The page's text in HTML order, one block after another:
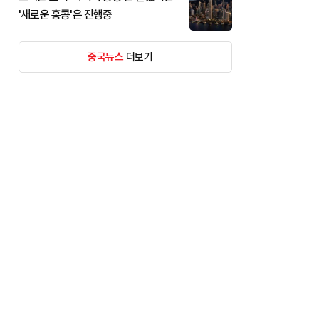
'새로운 홍콩'은 진행중
중국뉴스더보기